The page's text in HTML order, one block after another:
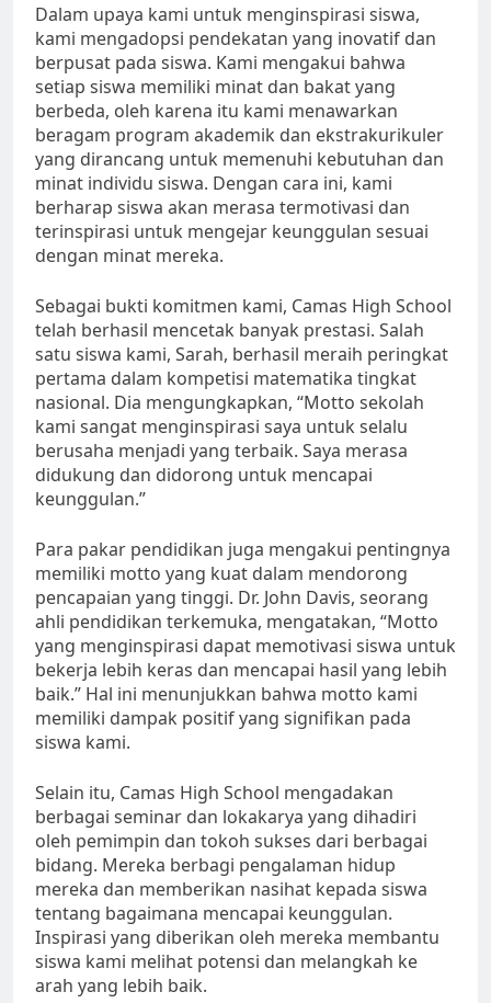
Dalam upaya kami untuk menginspirasi siswa,
kami mengadopsi pendekatan yang inovatif dan
berpusat pada siswa. Kami mengakui bahwa
setiap siswa memiliki minat dan bakat yang
berbeda, oleh karena itu kami menawarkan
beragam program akademik dan ekstrakurikuler
yang dirancang untuk memenuhi kebutuhan dan
minat individu siswa. Dengan cara ini, kami
berharap siswa akan merasa termotivasi dan
terinspirasi untuk mengejar keunggulan sesuai
dengan minat mereka.
Sebagai bukti komitmen kami, Camas High School
telah berhasil mencetak banyak prestasi. Salah
satu siswa kami, Sarah, berhasil meraih peringkat
pertama dalam kompetisi matematika tingkat
nasional. Dia mengungkapkan, “Motto sekolah
kami sangat menginspirasi saya untuk selalu
berusaha menjadi yang terbaik. Saya merasa
didukung dan didorong untuk mencapai
keunggulan.”
Para pakar pendidikan juga mengakui pentingnya
memiliki motto yang kuat dalam mendorong
pencapaian yang tinggi. Dr. John Davis, seorang
ahli pendidikan terkemuka, mengatakan, “Motto
yang menginspirasi dapat memotivasi siswa untuk
bekerja lebih keras dan mencapai hasil yang lebih
baik.” Hal ini menunjukkan bahwa motto kami
memiliki dampak positif yang signifikan pada
siswa kami.
Selain itu, Camas High School mengadakan
berbagai seminar dan lokakarya yang dihadiri
oleh pemimpin dan tokoh sukses dari berbagai
bidang. Mereka berbagi pengalaman hidup
mereka dan memberikan nasihat kepada siswa
tentang bagaimana mencapai keunggulan.
Inspirasi yang diberikan oleh mereka membantu
siswa kami melihat potensi dan melangkah ke
arah yang lebih baik.